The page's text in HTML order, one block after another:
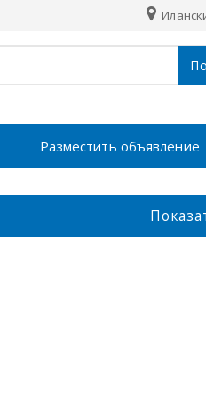
Разместить объявление